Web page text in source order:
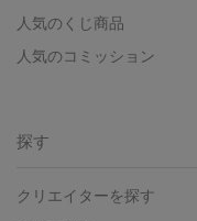
人気のくじ商品
人気のコミッション
探す
クリエイターを探す